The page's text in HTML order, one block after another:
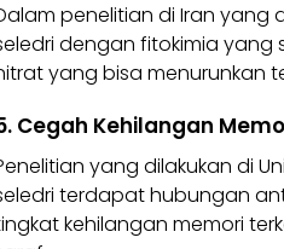
penelitian di Iran yang
dengan fitokimia yang
yang bisa menurunkan
Cegah Kehilangan
yang dilakukan di
terdapat hubungan
kehilangan memori